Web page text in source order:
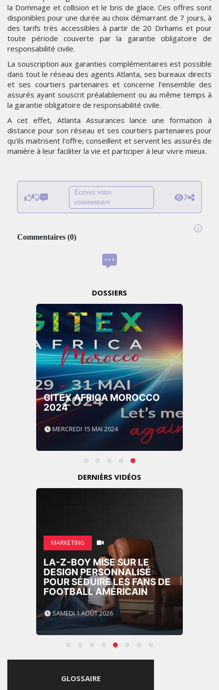
la Dommage et collision et le bris de glace. Ces offres sont
disponibles pour une durée au choix démarrant de 7 jours, à
des tarifs très accessibles à partir de 20 Dirhams et pour
toute période couverte par la garantie obligatoire de
responsabilité civile.
La souscription aux garanties complémentaires est possible
dans tout le réseau des agents Atlanta, ses bureaux directs
et ses courtiers partenaires et concerne l’ensemble des
assurés ayant souscrit préalablement ou au même temps à
la garantie obligatoire de responsabilité civile.
A cet effet, Atlanta Assurances lance une formation à
distance pour son réseau et ses courtiers partenaires pour
qu’ils maitrisent l’offre, conseillent et servent les assurés de
manière à leur faciliter la vie et participer à leur vivre mieux.
Écrivez votre
commentaire
7
Commentaires (0)
DOSSIERS
GITEX AFRICA MOROCCO
2024
MERCREDI 15 MAI 2024
DERNIÈRS VIDÉOS
MARKETING
LA-Z-BOY MISE SUR LE
DESIGN PERSONNALISÉ
POUR SÉDUIRE LES FANS DE
FOOTBALL AMÉRICAIN
SAMEDI 1 AOÛT 2026
GLOSSAIRE